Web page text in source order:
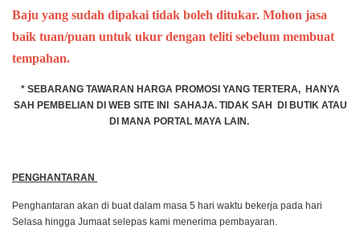
Baju yang sudah dipakai tidak boleh ditukar. Mohon jasa
baik tuan/puan untuk ukur dengan teliti sebelum membuat
tempahan.
* SEBARANG TAWARAN HARGA PROMOSI YANG TERTERA, HANYA
SAH PEMBELIAN DI WEB SITE INI SAHAJA. TIDAK SAH DI BUTIK ATAU
DI MANA PORTAL MAYA LAIN.
PENGHANTARAN
Penghantaran akan di buat dalam masa 5 hari waktu bekerja pada hari
Selasa hingga Jumaat selepas kami menerima pembayaran.